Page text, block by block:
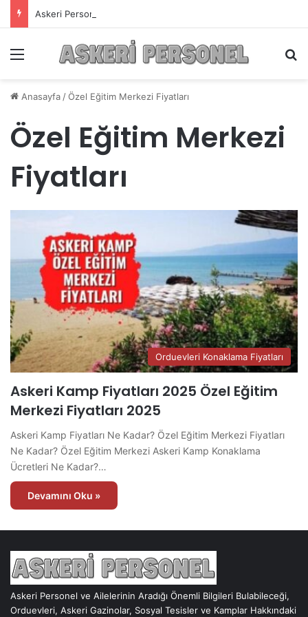
Askeri Personelin Güncel Haber ve Bilgi Sitesi.
Anasayfa /Özel Eğitim Merkezi Fiyatları
Özel Eğitim Merkezi
Fiyatları
Orduevleri Konaklama Fiyatları
Askeri Kamp Fiyatları 2025 Özel Eğitim
Merkezi Fiyatları 2025
Askeri Kamp Fiyatları Ne Kadar? Özel Eğitim Merkezi Fiyatları
Ne Kadar? Özel Eğitim Merkezi Askeri Kamp Konaklama
Ücretleri Ne Kadar?…
Devamını Oku »
Askeri Personel ve Ailelerinin Aradığı Önemli Bilgileri Bulabileceği,
Orduevleri, Askeri Gazinolar, Sosyal Tesisler ve Kamplar Hakkındaki